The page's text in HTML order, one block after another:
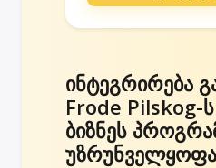
ინტეგრირება
Frode Pilskog-
ბიზნეს